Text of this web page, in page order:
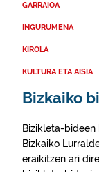
GARRAIOA
INGURUMENA
KIROLA
KULTURA ETA AISIA
Bizkaiko
Bizikleta-bideen
Bizkaiko
eraikitzen ari